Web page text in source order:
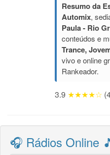
Resumo da
Automix,
Paula - Rio
conteúdos e
Trance,
vivo e online
Rankeador.
3.9 ★★★★☆
🎧 Rádios Online